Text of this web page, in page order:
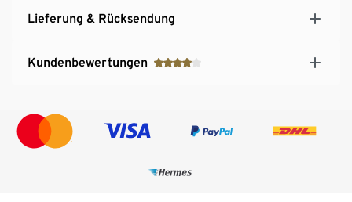
Lieferung & Rücksendung
Kundenbewertungen